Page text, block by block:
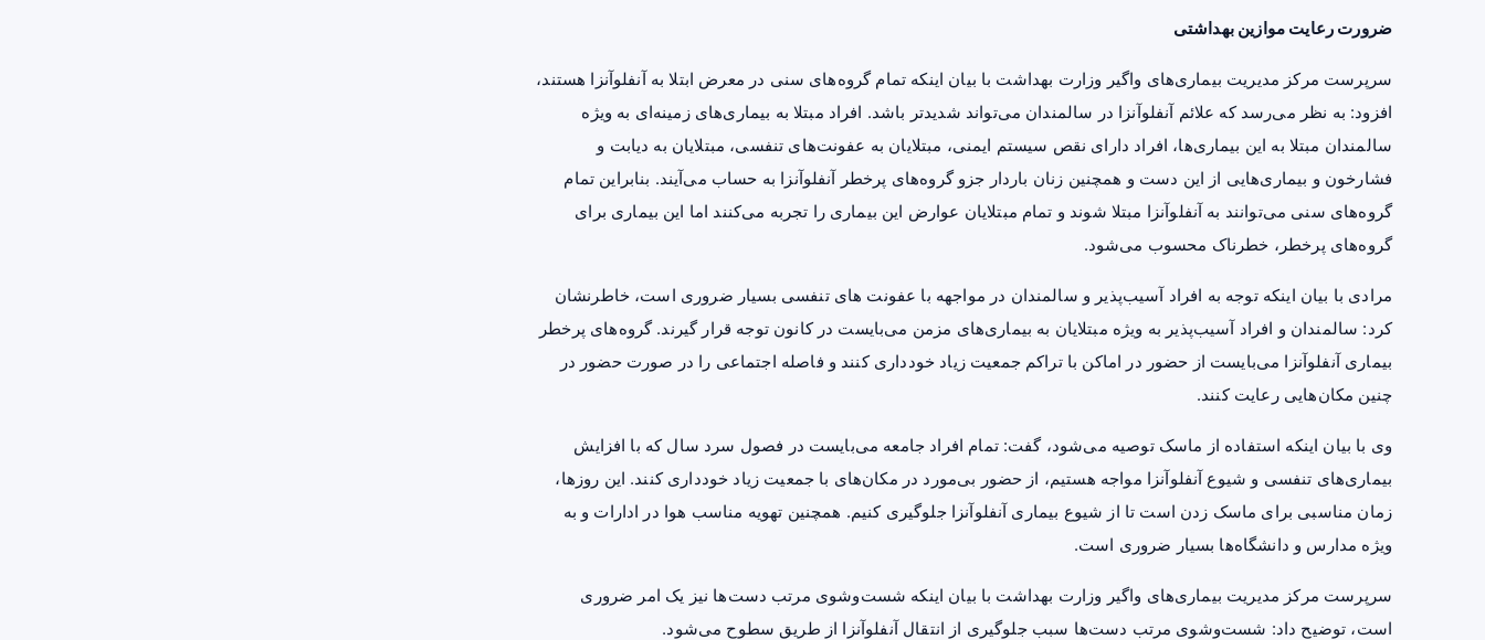
ضرورت رعایت موازین بهداشتی
سرپرست مرکز مدیریت بیماری‌های واگیر وزارت بهداشت با بیان اینکه تمام گروه‌های سنی در معرض ابتلا به آنفلوآنزا هستند،
افزود: به نظر می‌رسد که علائم آنفلوآنزا در سالمندان می‌تواند شدیدتر باشد. افراد مبتلا به بیماری‌های زمینه‌ای به ویژه
سالمندان مبتلا به این بیماری‌ها، افراد دارای نقص سیستم ایمنی، مبتلایان به عفونت‌های تنفسی، مبتلایان به دیابت و
فشارخون و بیماری‌هایی از این دست و همچنین زنان باردار جزو گروه‌های پرخطر آنفلوآنزا به حساب می‌آیند. بنابراین تمام
گروه‌های سنی می‌توانند به آنفلوآنزا مبتلا شوند و تمام مبتلایان عوارض این بیماری را تجربه می‌کنند اما این بیماری برای
گروه‌های پرخطر، خطرناک محسوب می‌شود.
مرادی با بیان اینکه توجه به افراد آسیب‌پذیر و سالمندان در مواجهه با عفونت های تنفسی بسیار ضروری است، خاطرنشان
کرد: سالمندان و افراد آسیب‌پذیر به ویژه مبتلایان به بیماری‌های مزمن می‌بایست در کانون توجه قرار گیرند. گروه‌های پرخطر
بیماری آنفلوآنزا می‌بایست از حضور در اماکن با تراکم جمعیت زیاد خودداری کنند و فاصله اجتماعی را در صورت حضور در
چنین مکان‌هایی رعایت کنند.
وی با بیان اینکه استفاده از ماسک توصیه می‌شود، گفت: تمام افراد جامعه می‌بایست در فصول سرد سال که با افزایش
بیماری‌های تنفسی و شیوع آنفلوآنزا مواجه هستیم، از حضور بی‌مورد در مکان‌های با جمعیت زیاد خودداری کنند. این روزها،
زمان مناسبی برای ماسک زدن است تا از شیوع بیماری آنفلوآنزا جلوگیری کنیم. همچنین تهویه مناسب هوا در ادارات و به
ویژه مدارس و دانشگاه‌ها بسیار ضروری است.
سرپرست مرکز مدیریت بیماری‌های واگیر وزارت بهداشت با بیان اینکه شست‌وشوی مرتب دست‌ها نیز یک امر ضروری
است، توضیح داد: شست‌وشوی مرتب دست‌ها سبب جلوگیری از انتقال آنفلوآنزا از طریق سطوح می‌شود.